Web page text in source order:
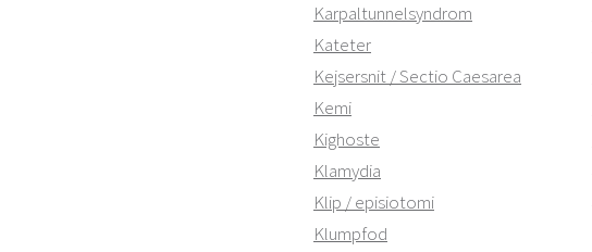
Karpaltunnelsyndrom
Kateter
Kejsersnit / Sectio Caesarea
Kemi
Kighoste
Klamydia
Klip / episiotomi
Klumpfod